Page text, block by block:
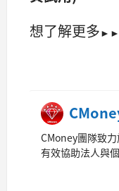
想了解更多►►
CMoney團隊致
有效協助法人與